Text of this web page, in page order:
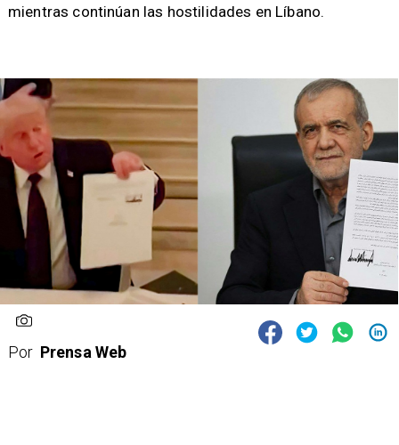
mientras continúan las hostilidades en Líbano.
Por Prensa Web